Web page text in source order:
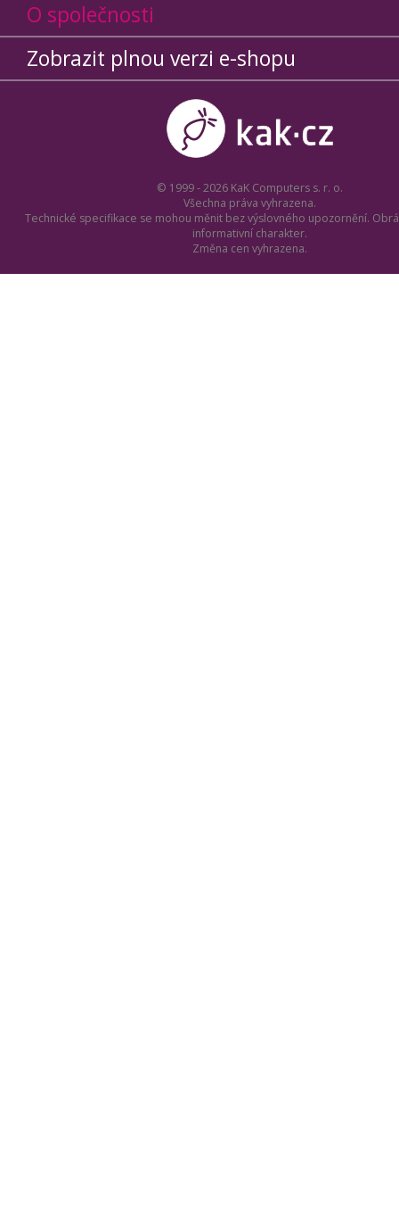
O společnosti
Zobrazit plnou verzi e-shopu
© 1999 - 2026 KaK Computers s. r. o.
Všechna práva vyhrazena.
Technické specifikace se mohou měnit bez výslovného upozornění.
informativní charakter.
Změna cen vyhrazena.